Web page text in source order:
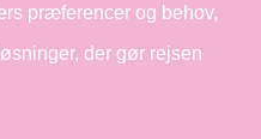
præferencer og behov,
der gør rejsen